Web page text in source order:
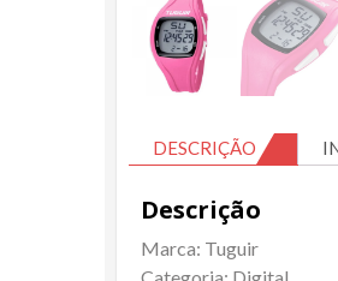
DESCRIÇÃO
Descrição
Marca: Tuguir